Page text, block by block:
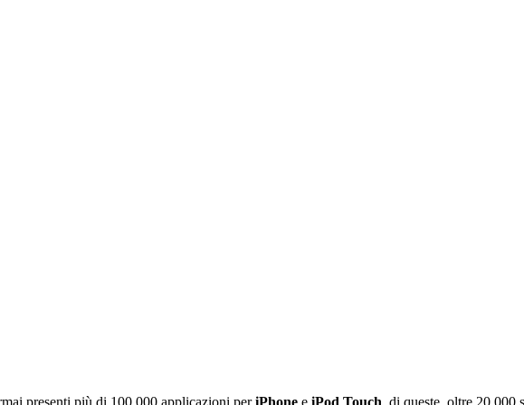
presenti più di 100.000 applicazioni periPhone e iPod Touch , di queste, oltre